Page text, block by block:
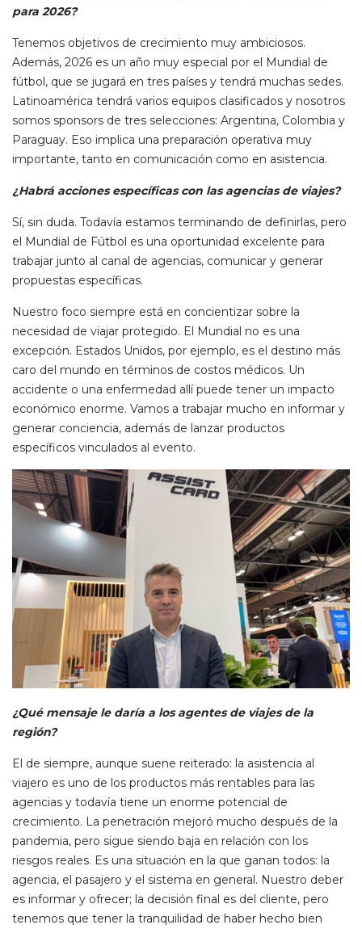
para 2026?
Tenemos objetivos de crecimiento muy ambiciosos.
Además, 2026 es un año muy especial por el Mundial de
fútbol, que se jugará en tres países y tendrá muchas sedes.
Latinoamérica tendrá varios equipos clasificados y nosotros
somos sponsors de tres selecciones: Argentina, Colombia y
Paraguay. Eso implica una preparación operativa muy
importante, tanto en comunicación como en asistencia.
¿Habrá acciones específicas con las agencias de viajes?
Sí, sin duda. Todavía estamos terminando de definirlas, pero
el Mundial de Fútbol es una oportunidad excelente para
trabajar junto al canal de agencias, comunicar y generar
propuestas específicas.
Nuestro foco siempre está en concientizar sobre la
necesidad de viajar protegido. El Mundial no es una
excepción. Estados Unidos, por ejemplo, es el destino más
caro del mundo en términos de costos médicos. Un
accidente o una enfermedad allí puede tener un impacto
económico enorme. Vamos a trabajar mucho en informar y
generar conciencia, además de lanzar productos
específicos vinculados al evento.
¿Qué mensaje le daría a los agentes de viajes de la
región?
El de siempre, aunque suene reiterado: la asistencia al
viajero es uno de los productos más rentables para las
agencias y todavía tiene un enorme potencial de
crecimiento. La penetración mejoró mucho después de la
pandemia, pero sigue siendo baja en relación con los
riesgos reales. Es una situación en la que ganan todos: la
agencia, el pasajero y el sistema en general. Nuestro deber
es informar y ofrecer; la decisión final es del cliente, pero
tenemos que tener la tranquilidad de haber hecho bien